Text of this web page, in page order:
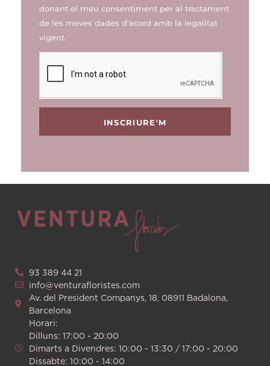
donant el meu consentiment per al tractament
de les meves dades d'acord amb la legalitat
vigent.
INSCRIURE'M
93 389 44 21
info@venturafloristes.com
Av. del President Companys, 18, 08911 Badalona,
Barcelona
Horari:
Dilluns: 17:00 - 20:00
Dimarts a Divendres: 10:00 - 13:30 / 17:00 - 20:00
Dissabte: 10:00 - 14:00